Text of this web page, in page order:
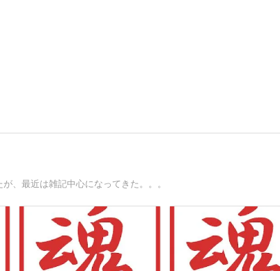
、最近は雑記中心になってきた。。。